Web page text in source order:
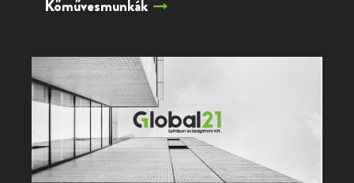
Kőművesmunkák